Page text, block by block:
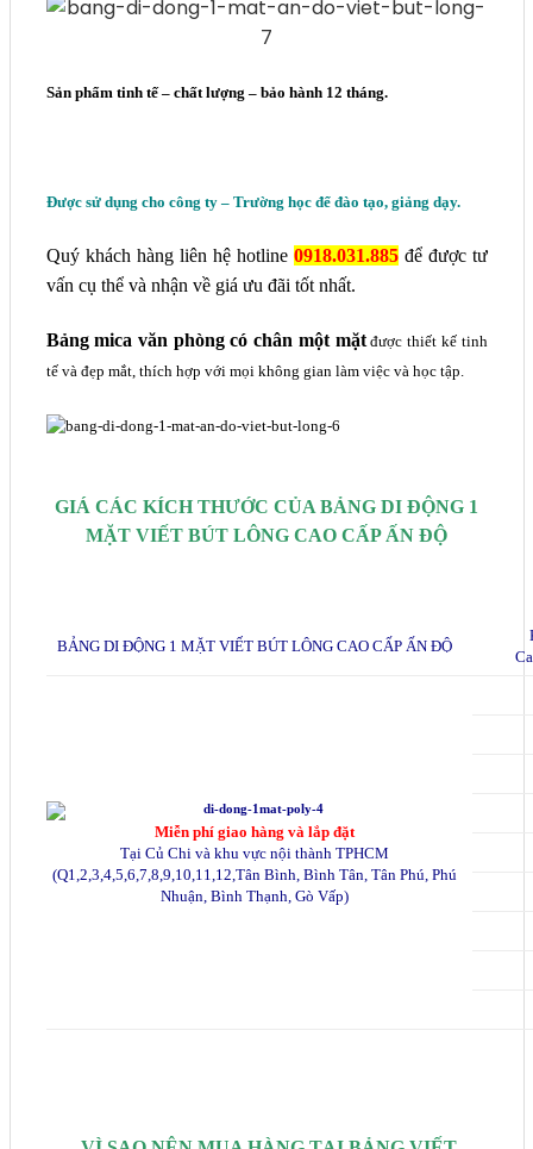
Sản phẩm tinh tế – chất lượng – bảo hành 12 tháng.
Được sử dụng cho công ty – Trường học để đào tạo, giảng dạy.
Quý khách hàng liên hệ hotline 0918.031.885để được tư
vấn cụ thể và nhận về giá ưu đãi tốt nhất.
Bảng mica văn phòng có chân một mặtđược thiết kế tinh
tế và đẹp mắt, thích hợp với mọi không gian làm việc và học tập.
GIÁ CÁC KÍCH THƯỚC CỦA BẢNG DI ĐỘNG 1
MẶT VIẾT BÚT LÔNG CAO CẤP ẤN ĐỘ
BẢNG DI ĐỘNG 1 MẶT VIẾT BÚT LÔNG CAO CẤP ẤN ĐỘ
Miễn phí giao hàng và lắp đặt
Tại Củ Chi và khu vực nội thành TPHCM
(Q1,2,3,4,5,6,7,8,9,10,11,12,Tân Bình, Bình Tân, Tân Phú, Phú
Nhuận, Bình Thạnh, Gò Vấp)